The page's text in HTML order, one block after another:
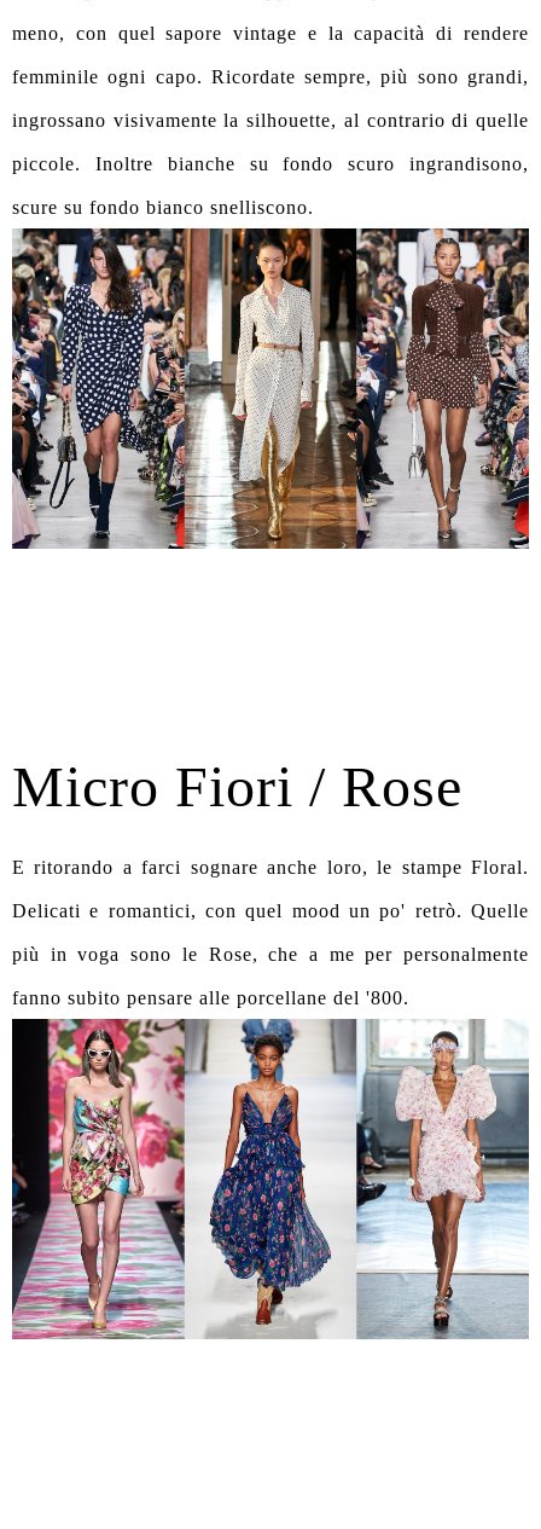
meno, con quel sapore vintage e la capacità di rendere
femminile ogni capo. Ricordate sempre, più sono grandi,
ingrossano visivamente la silhouette, al contrario di quelle
piccole. Inoltre bianche su fondo scuro ingrandisono,
scure su fondo bianco snelliscono.
Micro Fiori / Rose
E ritorando a farci sognare anche loro, le stampe Floral.
Delicati e romantici, con quel mood un po' retrò. Quelle
più in voga sono le Rose, che a me per personalmente
fanno subito pensare alle porcellane del '800.